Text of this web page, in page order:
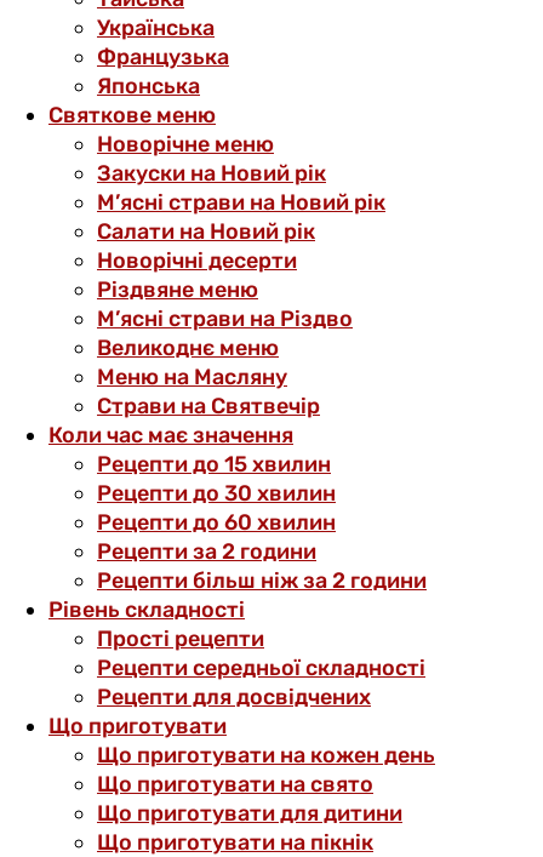
Українська
Французька
Японська
Святкове меню
Новорічне меню
Закуски на Новий рік
М’ясні страви на Новий рік
Салати на Новий рік
Новорічні десерти
Різдвяне меню
М’ясні страви на Різдво
Великоднє меню
Меню на Масляну
Страви на Святвечір
Коли час має значення
Рецепти до 15 хвилин
Рецепти до 30 хвилин
Рецепти до 60 хвилин
Рецепти за 2 години
Рецепти більш ніж за 2 години
Рівень складності
Прості рецепти
Рецепти середньої складності
Рецепти для досвідчених
Що приготувати
Що приготувати на кожен день
Що приготувати на свято
Що приготувати для дитини
Що приготувати на пікнік